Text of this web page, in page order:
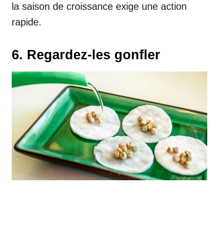
la saison de croissance exige une action
rapide.
6. Regardez-les gonfler